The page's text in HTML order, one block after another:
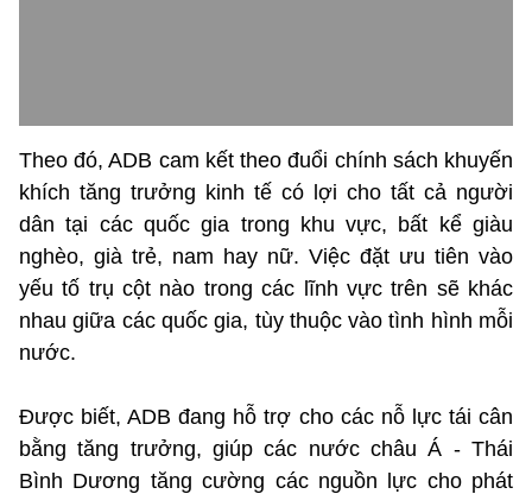
Theo đó, ADB cam kết theo đuổi chính sách khuyến
khích tăng trưởng kinh tế có lợi cho tất cả người
dân tại các quốc gia trong khu vực, bất kể giàu
nghèo, già trẻ, nam hay nữ. Việc đặt ưu tiên vào
yếu tố trụ cột nào trong các lĩnh vực trên sẽ khác
nhau giữa các quốc gia, tùy thuộc vào tình hình mỗi
nước.
Được biết, ADB đang hỗ trợ cho các nỗ lực tái cân
bằng tăng trưởng, giúp các nước châu Á - Thái
Bình Dương tăng cường các nguồn lực cho phát